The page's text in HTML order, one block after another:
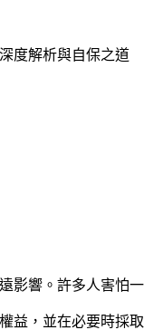
度解析與自保之道
響。許多人害怕
，並在必要時採